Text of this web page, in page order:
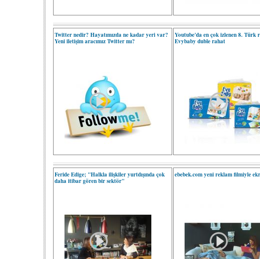
Twitter nedir? Hayatımızda ne kadar yeri var?
Yeni iletişim aracımız Twitter mı?
Youtube'da en çok izlenen 8. Türk
Evybaby duble rahat
Feride Edige; "Halkla ilişkiler yurtdışında çok
daha itibar gören bir sektör"
ebebek.com yeni reklam filmiyle